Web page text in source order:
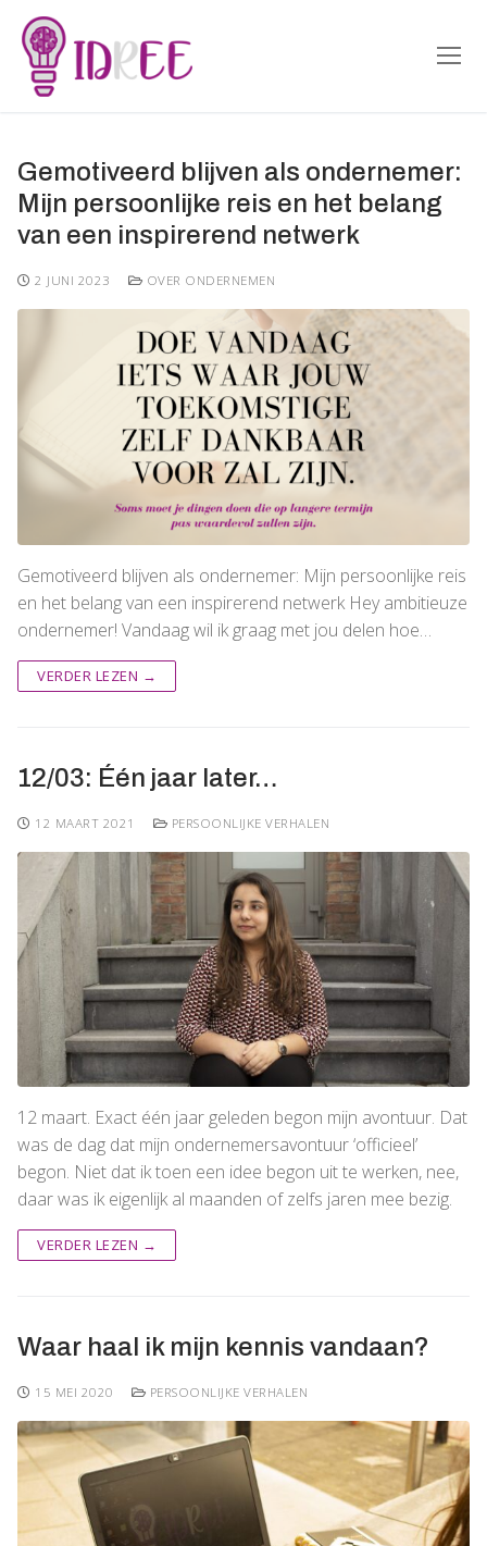
Doorgaan
naar
inhoud
Gemotiveerd blijven als ondernemer:
Mijn persoonlijke reis en het belang
van een inspirerend netwerk
2 JUNI 2023 OVER ONDERNEMEN
Gemotiveerd blijven als ondernemer: Mijn persoonlijke reis
en het belang van een inspirerend netwerk Hey ambitieuze
ondernemer! Vandaag wil ik graag met jou delen hoe…
VERDER LEZEN →
12/03: Één jaar later…
12 MAART 2021 PERSOONLIJKE VERHALEN
12 maart. Exact één jaar geleden begon mijn avontuur. Dat
was de dag dat mijn ondernemersavontuur ‘officieel’
begon. Niet dat ik toen een idee begon uit te werken, nee,
daar was ik eigenlijk al maanden of zelfs jaren mee bezig.
VERDER LEZEN →
Waar haal ik mijn kennis vandaan?
15 MEI 2020 PERSOONLIJKE VERHALEN